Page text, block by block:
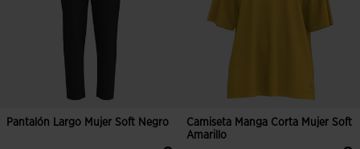
Pantalón Largo Mujer Soft Negro
Camiseta Manga Corta Mujer Soft
Amarillo